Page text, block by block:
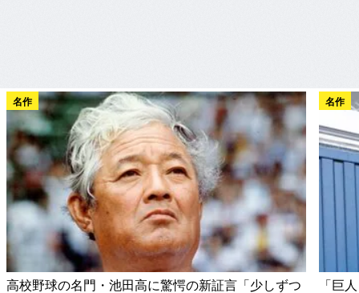
名作
高校野球の名門・池田高に驚愕の新証言「少しずつ
名作
「巨